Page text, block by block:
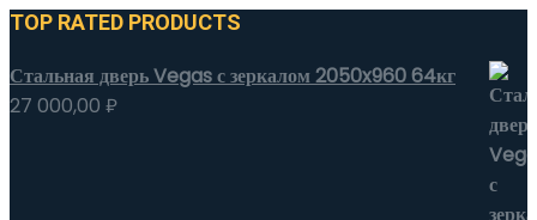
TOP RATED PRODUCTS
Стальная дверь Vegas с зеркалом 2050x960 64кг
27 000,00 ₽